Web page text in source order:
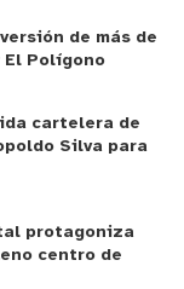
de más de
El Polígono
cartelera de
Silva para
protagoniza
centro de